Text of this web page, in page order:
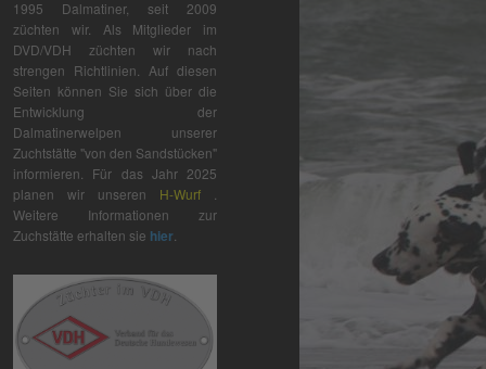
1995 Dalmatiner, seit 2009
züchten wir. Als Mitglieder im
DVD/VDH züchten wir nach
strengen Richtlinien. Auf diesen
Seiten können Sie sich über die
Entwicklung der
Dalmatinerwelpen unserer
Zuchtstätte "von den Sandstücken"
informieren. Für das Jahr 2025
planen wir unseren H-Wurf
Weitere Informationen zur
Zuchstätte erhalten sie hier